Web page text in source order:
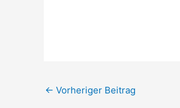
← Vorheriger Beitrag